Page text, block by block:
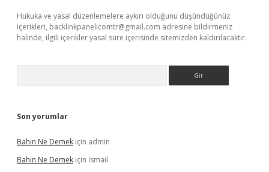
Hukuka ve yasal düzenlemelere aykırı olduğunu düşündüğünüz
içerikleri, backlinkpanelicomtr@gmail.com adresine bildirmeniz
halinde, ilgili içerikler yasal süre içerisinde sitemizden kaldırılacaktır.
Son yorumlar
Bahın Ne Demek için admin
Bahın Ne Demek için İsmail